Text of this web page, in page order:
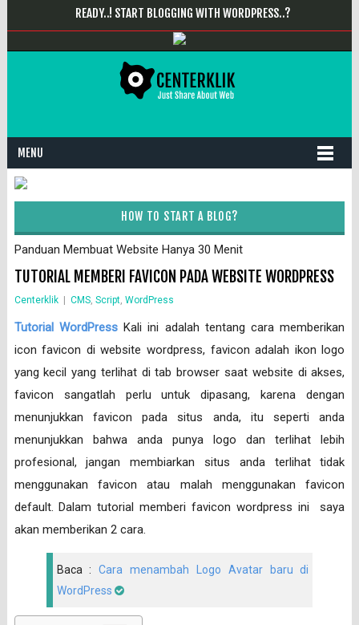
READY..! START BLOGGING WITH WORDPRESS..?
MENU
HOW TO START A BLOG?
Panduan Membuat Website Hanya 30 Menit
TUTORIAL MEMBERI FAVICON PADA WEBSITE WORDPRESS
Centerklik CMS, Script, WordPress
Tutorial WordPressKali ini adalah tentang cara memberikan
icon favicon di website wordpress, favicon adalah ikon logo
yang kecil yang terlihat di tab browser saat website di akses,
favicon sangatlah perlu untuk dipasang, karena dengan
menunjukkan favicon pada situs anda, itu seperti anda
menunjukkan bahwa anda punya logo dan terlihat lebih
profesional, jangan membiarkan situs anda terlihat tidak
menggunakan favicon atau malah menggunakan favicon
default. Dalam tutorial memberi favicon wordpress ini saya
akan memberikan 2 cara.
Baca :Cara menambah Logo Avatar baru di
WordPress